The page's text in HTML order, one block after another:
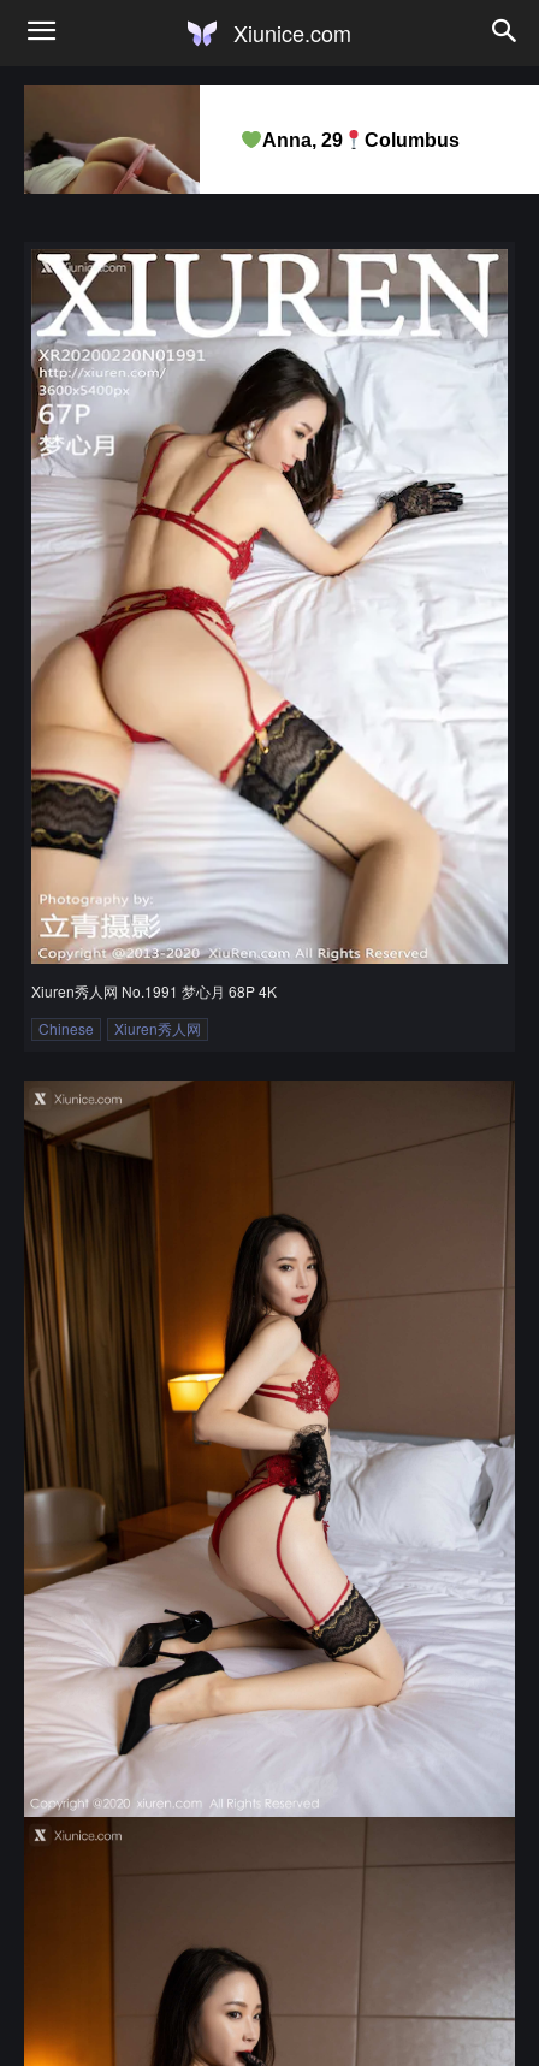
Xiunice.com
Anna, 29 Columbus
Xiuren秀人网 No.1991 梦心月 68P 4K
Chinese
Xiuren秀人网